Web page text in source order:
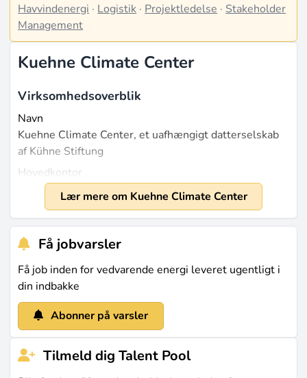
Havvindenergi · Logistik · Projektledelse · Stakeholder
Management
Kuehne Climate Center
Virksomhedsoverblik
Navn
Kuehne Climate Center, et uafhængigt datterselskab
af Kühne Stiftung
Hovedkontor
Hamburg, Tyskland
Grundlagt
2023
Størrelse
Kühne Stiftung, moderselskabet til Kuehne Climate
Center, beskæftiger cirka 600 medarbejdere (source:
Hvad de laver
Kuehne Climate Center (KCC) fokuserer på
Lær mere om Kuehne Climate Center
Få jobvarsler
Få job inden for vedvarende energi leveret ugentligt i
din indbakke
Abonner på varsler
Tilmeld dig Talent Pool